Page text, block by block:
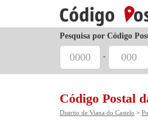
Pesquisa por Código
-
Código Postal
Distrito de Viana do Castelo >